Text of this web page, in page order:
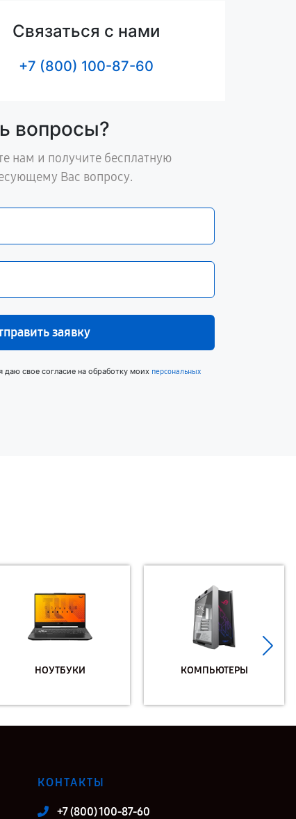
Связаться с нами
+7 (800) 100-87-60
вопросы?
нам и получите бесплатную
Вас вопросу.
заявку
даю свое согласие на обработку моих персональных
НОУТБУКИ КОМПЬЮТЕРЫ
КОНТАКТЫ
+7 (800) 100-87-60